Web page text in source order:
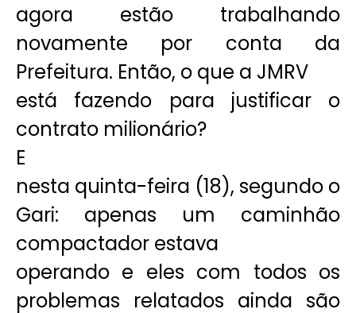
agora estão trabalhando
novamente por conta da
Prefeitura. Então, o que a JMRV
está fazendo para justificar o
contrato milionário?
E
nesta quinta-feira (18), segundo o
Gari: apenas um caminhão
compactador estava
operando e eles com todos os
problemas relatados ainda são